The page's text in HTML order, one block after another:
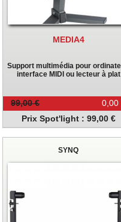
MEDIA4
Support multimédia pour
interface MIDI ou lecteur à plat
0,00
99,00 €
Prix Spot'light : 99,00 €
SYNQ